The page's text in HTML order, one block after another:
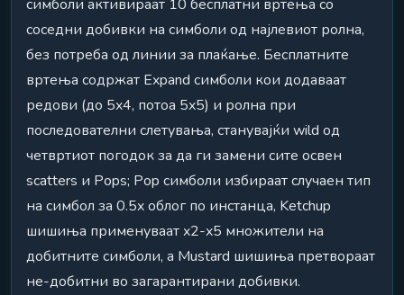
симболи активираат 10 бесплатни вртења со
соседни добивки на симболи од најлевиот ролна,
без потреба од линии за плаќање. Бесплатните
вртења содржат Expand симболи кои додаваат
редови (до 5x4, потоа 5x5) и ролна при
последователни слетувања, станувајќи wild од
четвртиот погодок за да ги замени сите освен
scatters и Pops; Pop симболи избираат случаен тип
на симбол за 0.5x облог по инстанца, Ketchup
шишиња применуваат x2-x5 множители на
добитните симболи, а Mustard шишиња претвораат
не-добитни во загарантирани добивки.